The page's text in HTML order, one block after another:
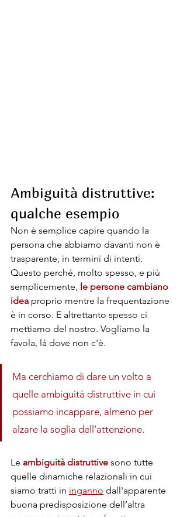
Ambiguità distruttive:
qualche esempio
Non è semplice capire quando la
persona che abbiamo davanti non è
trasparente, in termini di intenti.
Questo perché, molto spesso, e più
semplicemente, le persone cambiano
idea proprio mentre la frequentazione
è in corso. E altrettanto spesso ci
mettiamo del nostro. Vogliamo la
favola, là dove non c'è.
Ma cerchiamo di dare un volto a
quelle ambiguità distruttive in cui
possiamo incappare, almeno per
alzare la soglia dell’attenzione.
Le ambiguità distruttive sono tutte
quelle dinamiche relazionali in cui
siamo tratti in inganno dall'apparente
buona predisposizione dell’altra